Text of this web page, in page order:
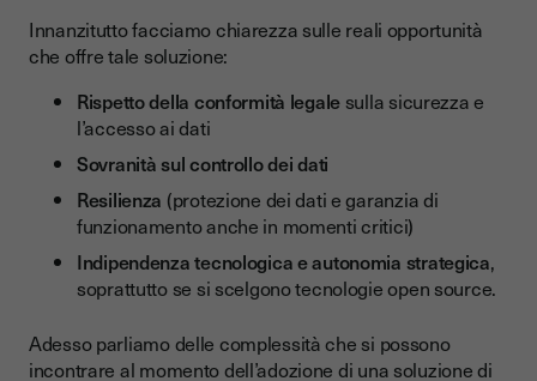
Innanzitutto facciamo chiarezza sulle reali opportunità
che offre tale soluzione:
Rispetto della conformità legale sulla sicurezza e
l’accesso ai dati
Sovranità sul controllo dei dati
Resilienza (protezione dei dati e garanzia di
funzionamento anche in momenti critici)
Indipendenza tecnologica e autonomia strategica,
soprattutto se si scelgono tecnologie open source.
Adesso parliamo delle complessità che si possono
incontrare al momento dell’adozione di una soluzione di